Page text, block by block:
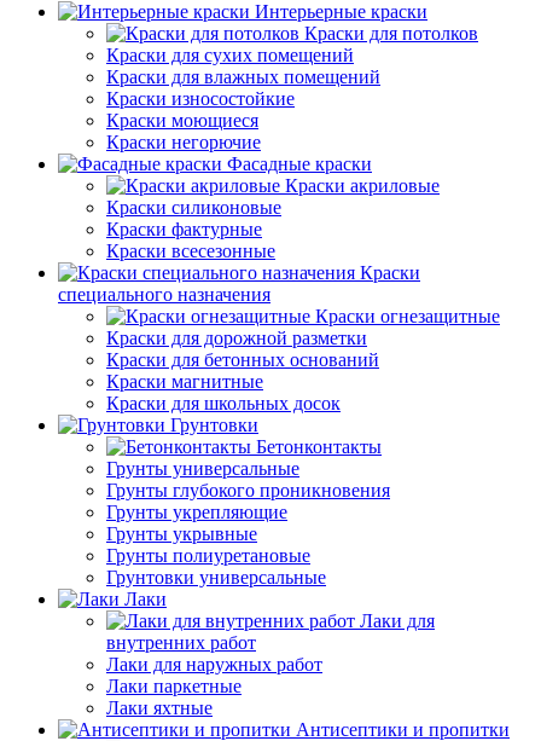
Интерьерные краски
Краски для потолков
Краски для сухих помещений
Краски для влажных помещений
Краски износостойкие
Краски моющиеся
Краски негорючие
Фасадные краски
Краски акриловые
Краски силиконовые
Краски фактурные
Краски всесезонные
Краски
специального назначения
Краски огнезащитные
Краски для дорожной разметки
Краски для бетонных оснований
Краски магнитные
Краски для школьных досок
Грунтовки
Бетонконтакты
Грунты универсальные
Грунты глубокого проникновения
Грунты укрепляющие
Грунты укрывные
Грунты полиуретановые
Грунтовки универсальные
Лаки
Лаки для
внутренних работ
Лаки для наружных работ
Лаки паркетные
Лаки яхтные
Антисептики и пропитки